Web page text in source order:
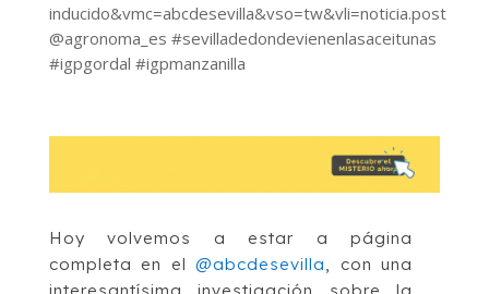
inducido&vmc=abcdesevilla&vso=tw&vli=noticia.post
@agronoma_es #sevilladedondevienenlasaceitunas
#igpgordal #igpmanzanilla
Hoy volvemos a estar a página
completa en el@abcdesevilla, con una